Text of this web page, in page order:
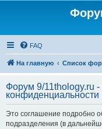
FAQ
На главную Список
Форум 9/11thology.ru
конфиденциальности
Это соглашение подробно
подразделения (в